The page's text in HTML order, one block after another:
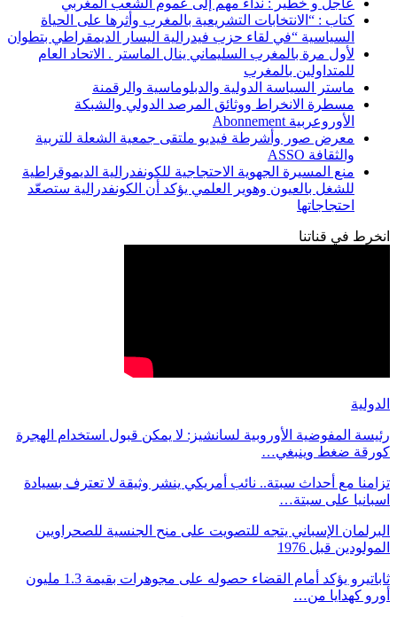
كتاب : “الانتخابات التشريعية بالمغرب وأثرها على الحياة
السياسية “في لقاء حزب فيدرالية اليسار الديمقراطي بتطوان
لأول مرة بالمغرب السليماني ينال الماستر . الاتحاد العام
للمتداولين بالمغرب
ماستر السياسة الدولية والدبلوماسية والرقمنة
مسطرة الانخراط ووثائق المرصد الدولي والشبكة
الأوروعربية Abonnement
معرض صور وأشرطة فيديو ملتقى جمعية الشعلة للتربية
والثقافة ASSO
منع المسيرة الجهوية الاحتجاجية للكونفدرالية الديموقراطية
للشغل بالعيون وهوير العلمي يؤكد أن الكونفدرالية ستصعّد
احتجاجاتها
انخرط في قناتنا
الدولية
رئيسة المفوضية الأوروبية لسانشيز: لا يمكن قبول استخدام الهجرة
كورقة ضغط وينبغي…
تزامنا مع أحداث سبتة.. نائب أمريكي ينشر وثيقة لا تعترف بسيادة
اسبانيا على سبتة…
البرلمان الإسباني يتجه للتصويت على منح الجنسية للصحراويين
المولودين قبل 1976
ثاباتيرو يؤكد أمام القضاء حصوله على مجوهرات بقيمة 1.3 مليون
أورو كهدايا من…